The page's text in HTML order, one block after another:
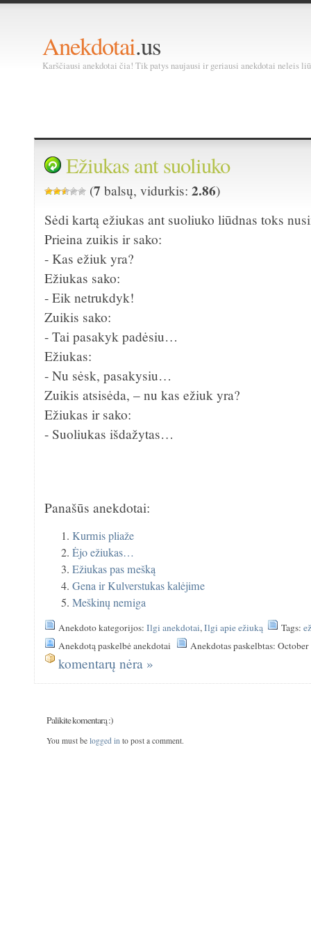
Anekdotai.us
Karščiausi anekdotai čia! Tik patys naujausi ir geriausi anekdotai neleis
Ežiukas ant suoliuko
(7 balsų, vidurkis:2.86)
Sėdi kartą ežiukas ant suoliuko liūdnas toks
Prieina zuikis ir sako:
- Kas ežiuk yra?
Ežiukas sako:
- Eik netrukdyk!
Zuikis sako:
- Tai pasakyk padėsiu…
Ežiukas:
- Nu sėsk, pasakysiu…
Zuikis atsisėda, – nu kas ežiuk yra?
Ežiukas ir sako:
- Suoliukas išdažytas…
Panašūs anekdotai:
Kurmis pliaže
Ėjo ežiukas…
Ežiukas pas mešką
Gena ir Kulverstukas kalėjime
Meškinų nemiga
Anekdoto kategorijos:Ilgi anekdotai,Ilgi apie ežiuką Tags:
Anekdotą paskelbė anekdotai
Anekdotas paskelbtas:
komentarų nėra »
Palikite komentarą :)
You must be logged into post a comment.